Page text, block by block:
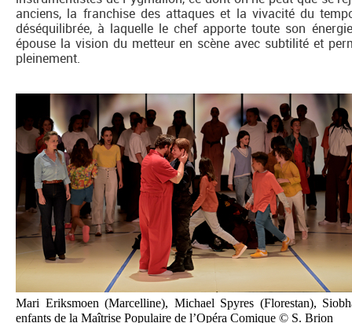
anciens, la franchise des attaques et la vivacité du
déséquilibrée, à laquelle le chef apporte toute son
épouse la vision du metteur en scène avec subtilité et
pleinement.
Mari Eriksmoen (Marcelline), Michael Spyres (Florestan),
enfants de la Maîtrise Populaire de l’Opéra Comique © S. Brion